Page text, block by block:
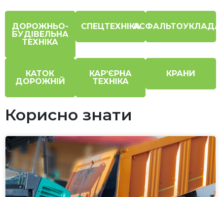
ДОРОЖНЬО-
БУДІВЕЛЬНА
ТЕХНІКА
СПЕЦТЕХНІКА
КАТОК
ДОРОЖНІЙ
КАР’ЄРНА
ТЕХНІКА
КРАНИ
Корисно знати